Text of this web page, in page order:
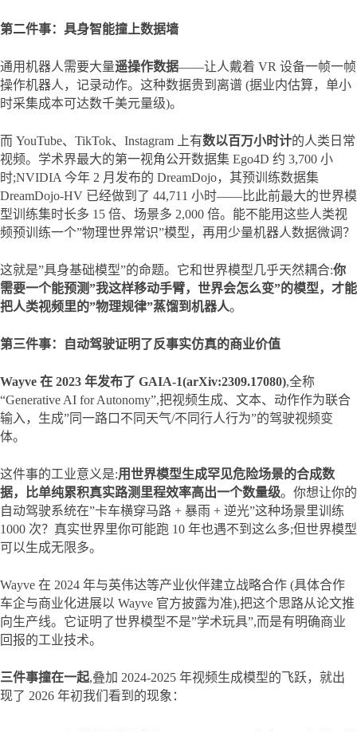
第二件事：具身智能撞上数据墙
通用机器人需要大量遥操作数据——让人戴着 VR 设备一帧一帧
操作机器人，记录动作。这种数据贵到离谱 (据业内估算，单小
时采集成本可达数千美元量级)。
而 YouTube、TikTok、Instagram 上有数以百万小时计的人类日常
视频。学术界最大的第一视角公开数据集 Ego4D 约 3,700 小
时;NVIDIA 今年 2 月发布的 DreamDojo，其预训练数据集
DreamDojo-HV 已经做到了 44,711 小时——比此前最大的世界模
型训练集时长多 15 倍、场景多 2,000 倍。能不能用这些人类视
频预训练一个”物理世界常识”模型，再用少量机器人数据微调？
这就是”具身基础模型”的命题。它和世界模型几乎天然耦合:你
需要一个能预测”我这样移动手臂，世界会怎么变”的模型，才能
把人类视频里的”物理规律”蒸馏到机器人。
第三件事：自动驾驶证明了反事实仿真的商业价值
Wayve 在 2023 年发布了 GAIA-1(arXiv:2309.17080),全称
“Generative AI for Autonomy”,把视频生成、文本、动作作为联合
输入，生成”同一路口不同天气/不同行人行为”的驾驶视频变
体。
这件事的工业意义是:用世界模型生成罕见危险场景的合成数
据，比单纯累积真实路测里程效率高出一个数量级。你想让你的
自动驾驶系统在”卡车横穿马路 + 暴雨 + 逆光”这种场景里训练
1000 次？真实世界里你可能跑 10 年也遇不到这么多;但世界模型
可以生成无限多。
Wayve 在 2024 年与英伟达等产业伙伴建立战略合作 (具体合作
车企与商业化进展以 Wayve 官方披露为准),把这个思路从论文推
向生产线。它证明了世界模型不是”学术玩具”,而是有明确商业
回报的工业技术。
三件事撞在一起,叠加 2024-2025 年视频生成模型的飞跃，就出
现了 2026 年初我们看到的现象：